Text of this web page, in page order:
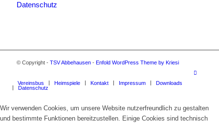
Datenschutz
© Copyright - TSV Abbehausen- Enfold WordPress Theme by Kriesi
Vereinsbus Heimspiele Kontakt Impressum
Downloads
Datenschutz
Wir verwenden Cookies, um unsere Website nutzerfreundlich zu gestalten
und bestimmte Funktionen bereitzustellen. Einige Cookies sind technisch